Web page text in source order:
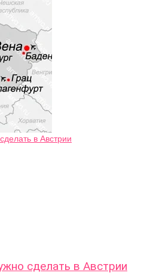
сделать в Австрии